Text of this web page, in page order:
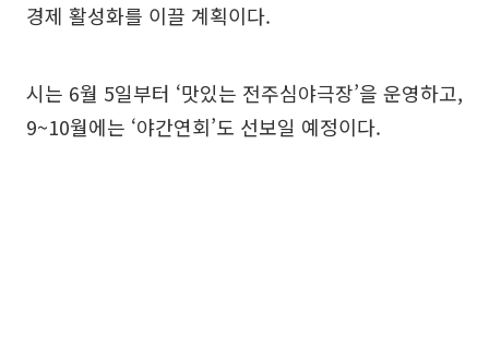
경제 활성화를 이끌 계획이다.
시는 6월 5일부터 ‘맛있는 전주심야극장’을 운영하고,
9~10월에는 ‘야간연회’도 선보일 예정이다.